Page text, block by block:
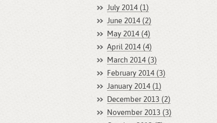
July 2014 (1)
June 2014 (2)
May 2014 (4)
April 2014 (4)
March 2014 (3)
February 2014 (3)
January 2014 (1)
December 2013 (2)
November 2013 (3)